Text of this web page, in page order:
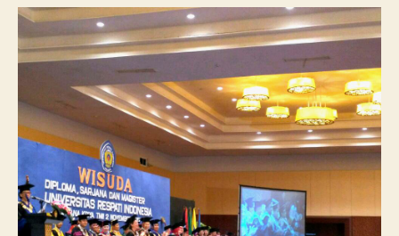
Indonesia,
Info
Lengkap
Beasiswa
dan
Jurusan